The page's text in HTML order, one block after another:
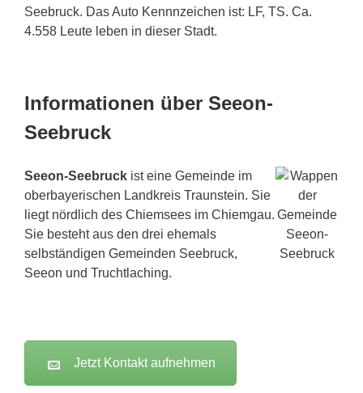
Seebruck. Das Auto Kennnzeichen ist: LF, TS. Ca.
4.558 Leute leben in dieser Stadt.
Informationen über Seeon-
Seebruck
Seeon-Seebruck ist eine Gemeinde im
oberbayerischen Landkreis Traunstein. Sie
liegt nördlich des Chiemsees im Chiemgau.
Sie besteht aus den drei ehemals
selbständigen Gemeinden Seebruck,
Seeon und Truchtlaching.
Jetzt Kontakt aufnehmen